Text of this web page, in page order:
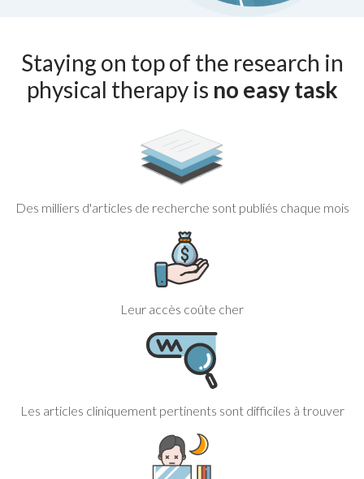
Staying on top of the research in
physical therapy is no easy task
Des milliers d'articles de recherche sont publiés chaque mois
Leur accès coûte cher
Les articles cliniquement pertinents sont difficiles à trouver